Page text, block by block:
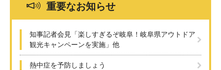
重要なお知らせ
知事記者会見「楽しすぎるぞ岐阜！岐阜県アウトドア
観光キャンペーンを実施」他
熱中症を予防しましょう